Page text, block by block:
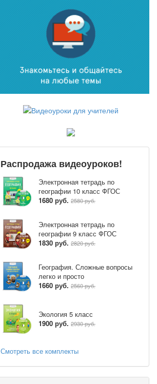
Распродажа видеоуроков!
Электронная тетрадь по
географии 10 класс ФГОС
1680 руб. 2580 руб.
Электронная тетрадь по
географии 9 класс ФГОС
1830 руб. 2820 руб.
География. Сложные вопросы
легко и просто
1660 руб. 2560 руб.
Экология 5 класс
1900 руб. 2930 руб.
Смотреть все комплекты